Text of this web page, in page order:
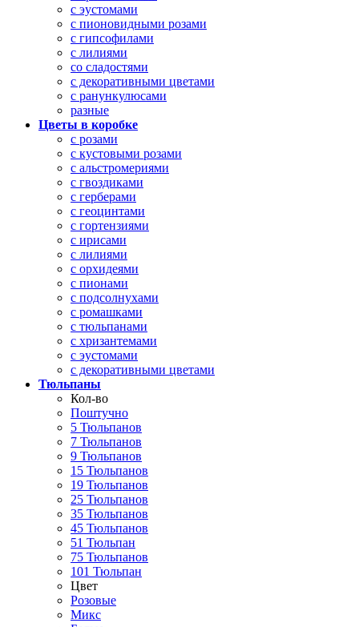
с эустомами
с пионовидными розами
с гипсофилами
с лилиями
со сладостями
с декоративными цветами
с ранункулюсами
разные
Цветы в коробке
с розами
с кустовыми розами
с альстромериями
с гвоздиками
с герберами
с геоцинтами
с гортензиями
с ирисами
с лилиями
с орхидеями
с пионами
с подсолнухами
с ромашками
с тюльпанами
с хризантемами
с эустомами
с декоративными цветами
Тюльпаны
Кол-во
Поштучно
5 Тюльпанов
7 Тюльпанов
9 Тюльпанов
15 Тюльпанов
19 Тюльпанов
25 Тюльпанов
35 Тюльпанов
45 Тюльпанов
51 Тюльпан
75 Тюльпанов
101 Тюльпан
Цвет
Розовые
Микс